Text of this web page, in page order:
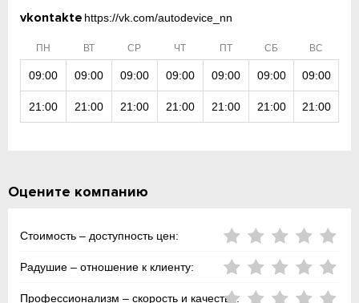
vkontakte https://vk.com/autodevice_nn
ПН ВТ СР ЧТ ПТ СБ ВС
09:00 09:00 09:00 09:00 09:00 09:00 09:00
21:00 21:00 21:00 21:00 21:00 21:00 21:00
Оцените компанию
Стоимость – доступность цен:
Радушие – отношение к клиенту:
Профессионализм – скорость и качество: